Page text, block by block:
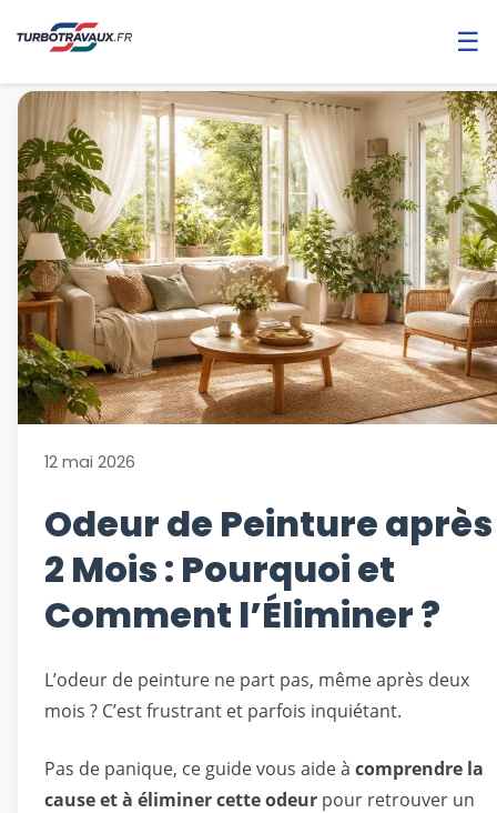
☰
12 mai 2026
Odeur de Peinture après
2 Mois : Pourquoi et
Comment l’Éliminer ?
L’odeur de peinture ne part pas, même après deux
mois ? C’est frustrant et parfois inquiétant.
Pas de panique, ce guide vous aide à comprendre la
cause et à éliminer cette odeur pour retrouver un